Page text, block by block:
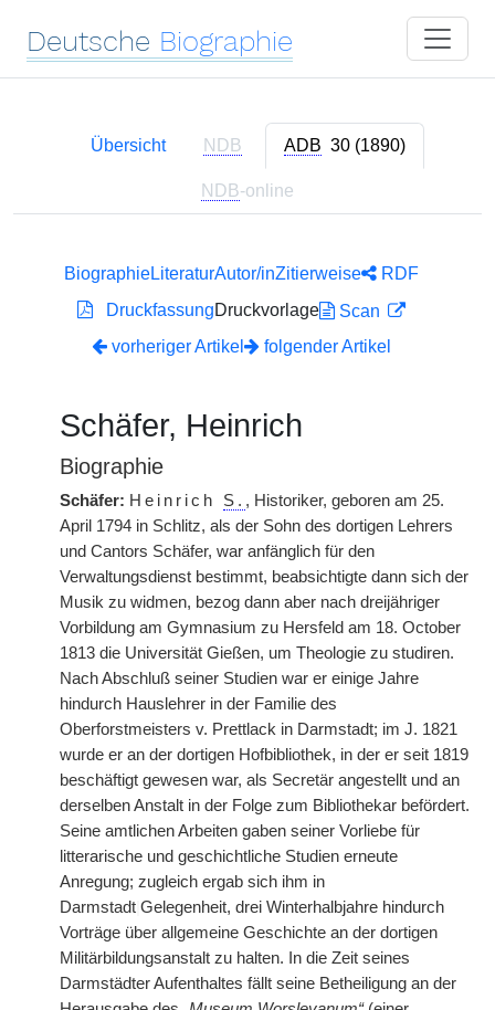
Deutsche Biographie
Übersicht NDB ADB 30 (1890)
NDB-online
BiographieLiteraturAutor/inZitierweise
RDF
DruckfassungDruckvorlage
Scan
vorheriger Artikel
folgender Artikel
Schäfer, Heinrich
Biographie
Schäfer: Heinrich S. , Historiker, geboren am 25.
April 1794 in Schlitz, als der Sohn des dortigen Lehrers
und Cantors Schäfer, war anfänglich für den
Verwaltungsdienst bestimmt, beabsichtigte dann sich der
Musik zu widmen, bezog dann aber nach dreijähriger
Vorbildung am Gymnasium zu Hersfeld am 18. October
1813 die Universität Gießen, um Theologie zu studiren.
Nach Abschluß seiner Studien war er einige Jahre
hindurch Hauslehrer in der Familie des
Oberforstmeisters v. Prettlack in Darmstadt; im J. 1821
wurde er an der dortigen Hofbibliothek, in der er seit 1819
beschäftigt gewesen war, als Secretär angestellt und an
derselben Anstalt in der Folge zum Bibliothekar befördert.
Seine amtlichen Arbeiten gaben seiner Vorliebe für
litterarische und geschichtliche Studien erneute
Anregung; zugleich ergab sich ihm in
Darmstadt Gelegenheit, drei Winterhalbjahre hindurch
Vorträge über allgemeine Geschichte an der dortigen
Militärbildungsanstalt zu halten. In die Zeit seines
Darmstädter Aufenthaltes fällt seine Betheiligung an der